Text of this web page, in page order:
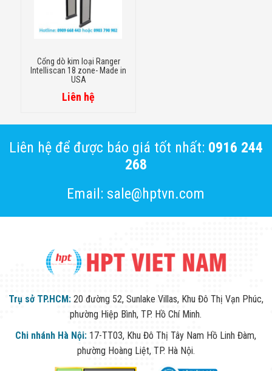
Cổng dò kim loại Ranger
Intelliscan 18 zone- Made in
USA
Liên hệ
Liên hệ để được báo giá tốt nhất: 0916 244
268
Email: sale@hptvn.com
Trụ sở TP.HCM: 20 đường 52, Sunlake Villas, Khu Đô Thị Vạn Phúc,
phường Hiệp Bình, TP. Hồ Chí Minh.
Chi nhánh Hà Nội: 17-TT03, Khu Đô Thị Tây Nam Hồ Linh Đàm,
phường Hoàng Liệt, TP. Hà Nội.